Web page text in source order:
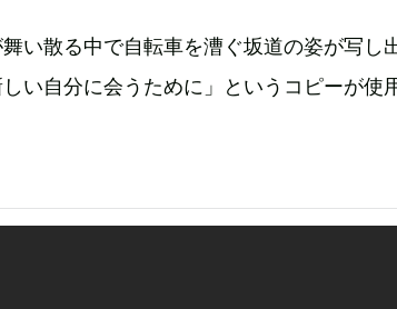
い散る中で自転車を漕ぐ坂道の姿が写し
い自分に会うために」というコピーが使